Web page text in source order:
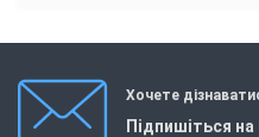
Хочете
Підпишіться